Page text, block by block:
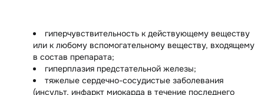
гиперчувствительность к действующему веществу
или к любому вспомогательному веществу, входящему
в состав препарата;
гиперплазия предстательной железы;
тяжелые сердечно-сосудистые заболевания
(инсульт, инфаркт миокарда в течение последнего